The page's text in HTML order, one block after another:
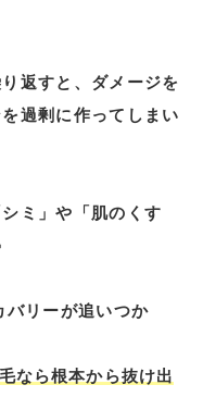
返すと、ダメージを
過剰に作ってしまい
ミ」や「肌のくす
バリーが追いつか
なら根本から抜け出